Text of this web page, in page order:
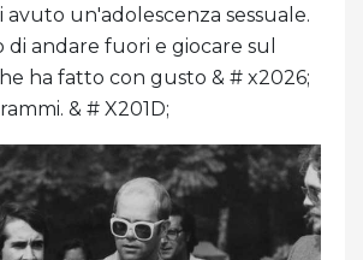
avuto un'adolescenza sessuale.
di andare fuori e giocare sul
ha fatto con gusto & # x2026;
& # X201D;